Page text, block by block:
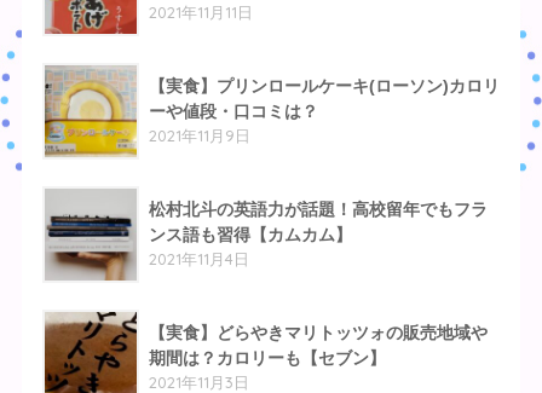
2021年11月11日
【実食】プリンロールケーキ(ローソン)カロリ
ーや値段・口コミは？
2021年11月9日
松村北斗の英語力が話題！高校留年でもフラ
ンス語も習得【カムカム】
2021年11月4日
【実食】どらやきマリトッツォの販売地域や
期間は？カロリーも【セブン】
2021年11月3日